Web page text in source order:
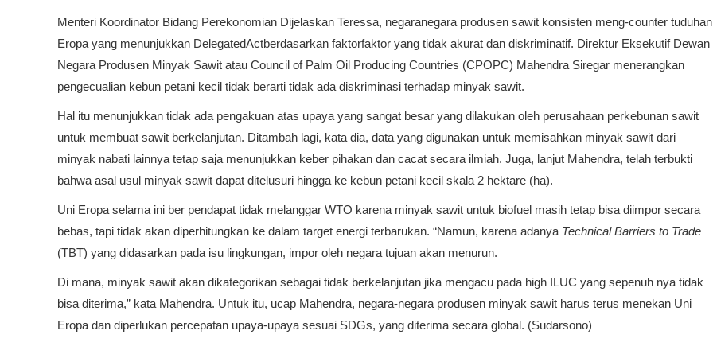
Menteri Koordinator Bidang Perekonomian Dijelaskan Teressa, negaranegara produsen sawit konsisten meng-counter tuduhan
Eropa yang menunjukkan DelegatedActberdasarkan faktorfaktor yang tidak akurat dan diskriminatif. Direktur Eksekutif Dewan
Negara Produsen Minyak Sawit atau Council of Palm Oil Producing Countries (CPOPC) Mahendra Siregar menerangkan
pengecualian kebun petani kecil tidak berarti tidak ada diskriminasi terhadap minyak sawit.
Hal itu menunjukkan tidak ada pengakuan atas upaya yang sangat besar yang dilakukan oleh perusahaan perkebunan sawit
untuk membuat sawit berkelanjutan. Ditambah lagi, kata dia, data yang digunakan untuk memisahkan minyak sawit dari
minyak nabati lainnya tetap saja menunjukkan keber pihakan dan cacat secara ilmiah. Juga, lanjut Mahendra, telah terbukti
bahwa asal usul minyak sawit dapat ditelusuri hingga ke kebun petani kecil skala 2 hektare (ha).
Uni Eropa selama ini ber pendapat tidak melanggar WTO karena minyak sawit untuk biofuel masih tetap bisa diimpor secara
bebas, tapi tidak akan diperhitungkan ke dalam target energi terbarukan. “Namun, karena adanya Technical Barriers to Trade
(TBT) yang didasarkan pada isu lingkungan, impor oleh negara tujuan akan menurun.
Di mana, minyak sawit akan dikategorikan sebagai tidak berkelanjutan jika mengacu pada high ILUC yang sepenuh nya tidak
bisa diterima,” kata Mahendra. Untuk itu, ucap Mahendra, negara-negara produsen minyak sawit harus terus menekan Uni
Eropa dan diperlukan percepatan upaya-upaya sesuai SDGs, yang diterima secara global. (Sudarsono)